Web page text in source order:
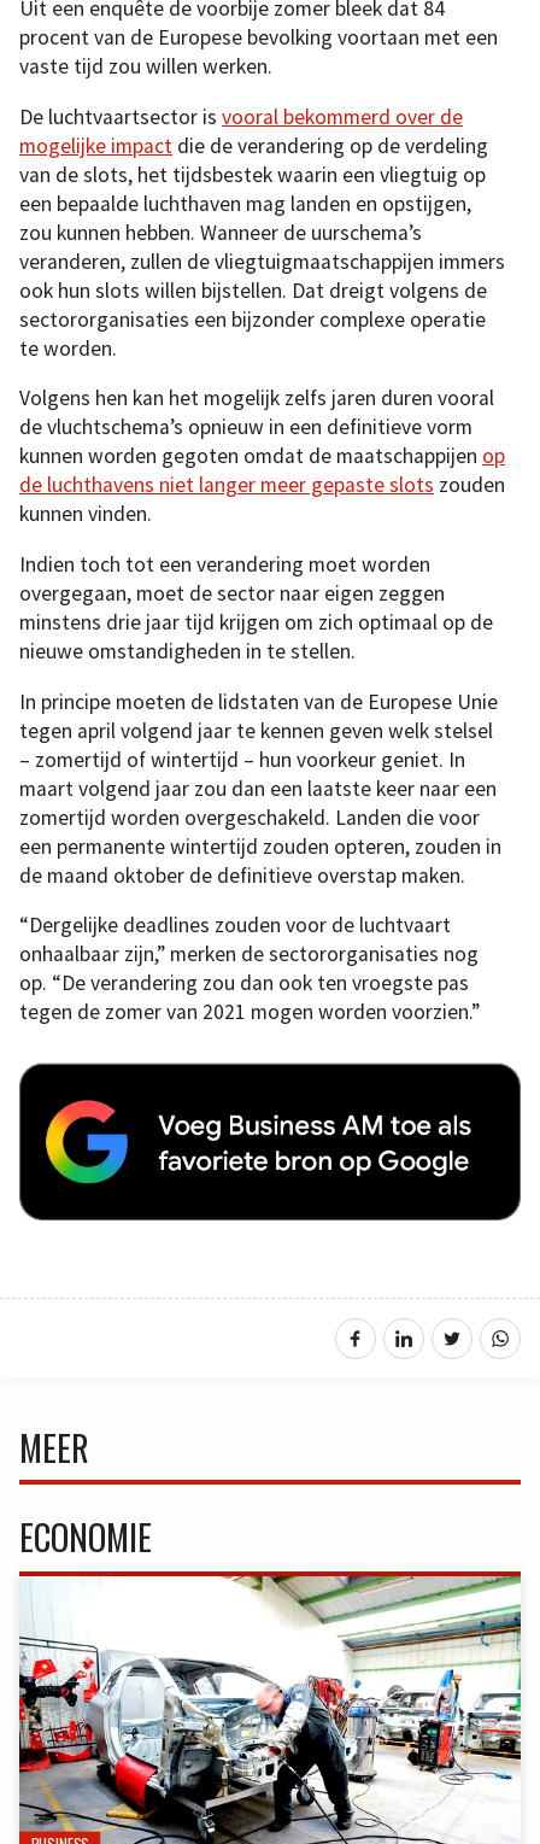
Uit een enquête de voorbije zomer bleek dat 84
procent van de Europese bevolking voortaan met een
vaste tijd zou willen werken.
De luchtvaartsector is vooral bekommerd over de
mogelijke impact die de verandering op de verdeling
van de slots, het tijdsbestek waarin een vliegtuig op
een bepaalde luchthaven mag landen en opstijgen,
zou kunnen hebben. Wanneer de uurschema’s
veranderen, zullen de vliegtuigmaatschappijen immers
ook hun slots willen bijstellen. Dat dreigt volgens de
sectororganisaties een bijzonder complexe operatie
te worden.
Volgens hen kan het mogelijk zelfs jaren duren vooral
de vluchtschema’s opnieuw in een definitieve vorm
kunnen worden gegoten omdat de maatschappijen op
de luchthavens niet langer meer gepaste slots zouden
kunnen vinden.
Indien toch tot een verandering moet worden
overgegaan, moet de sector naar eigen zeggen
minstens drie jaar tijd krijgen om zich optimaal op de
nieuwe omstandigheden in te stellen.
In principe moeten de lidstaten van de Europese Unie
tegen april volgend jaar te kennen geven welk stelsel
– zomertijd of wintertijd – hun voorkeur geniet. In
maart volgend jaar zou dan een laatste keer naar een
zomertijd worden overgeschakeld. Landen die voor
een permanente wintertijd zouden opteren, zouden in
de maand oktober de definitieve overstap maken.
“Dergelijke deadlines zouden voor de luchtvaart
onhaalbaar zijn,” merken de sectororganisaties nog
op. “De verandering zou dan ook ten vroegste pas
tegen de zomer van 2021 mogen worden voorzien.”
MEER
ECONOMIE